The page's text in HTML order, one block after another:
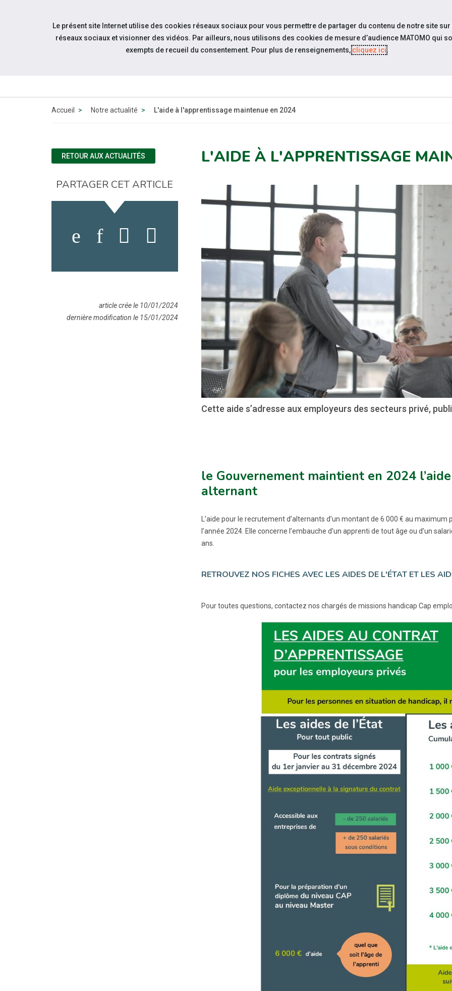
Aller au contenu
ESPACE
ESPACE
Accueil Notre actualité L'aide à l'apprentissage maintenue en 2024
L'AIDE À L'APPRENTISSAGE
Cette aide s’adresse aux employeurs des secteurs privé,
le Gouvernement maintient en 2024
alternant
L’aide pour le recrutement d’alternants d’un montant de 6 000 € au
l’année 2024. Elle concerne l’embauche d’un apprenti de tout âge ou d’un
ans.
RETROUVEZ NOS FICHES AVEC LES AIDES DE L'ÉTAT ET LES
Pour toutes questions, contactez nos chargés de missions handicap Cap
RETOUR AUX ACTUALITÉS
PARTAGER CET ARTICLE
article crée le 10/01/2024
dernière modification le 15/01/2024
Le présent site Internet utilise des cookies réseaux sociaux pour vous permettre de partager du contenu de notre site sur
réseaux sociaux et visionner des vidéos. Par ailleurs, nous utilisons des cookies de mesure d’audience MATOMO qui
exempts de recueil du consentement. Pour plus de renseignements,cliquez ici.